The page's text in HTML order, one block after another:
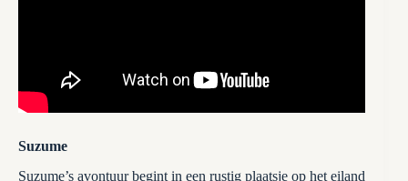
Suzume
Suzume’s avontuur begint in een rustig plaatsje op het eiland